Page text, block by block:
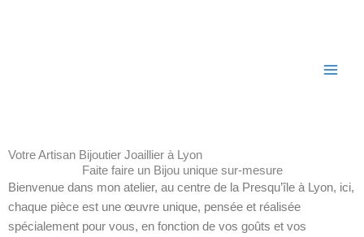
Votre Artisan Bijoutier Joaillier à Lyon
Faite faire un Bijou unique sur-mesure
Bienvenue dans mon atelier, au centre de la Presqu’île à Lyon, ici,
chaque pièce est une œuvre unique, pensée et réalisée
spécialement pour vous, en fonction de vos goûts et vos